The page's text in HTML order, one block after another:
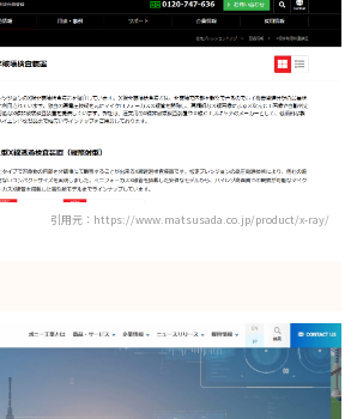
引用元：https://www.matsusada.co.jp/product/x-ray/